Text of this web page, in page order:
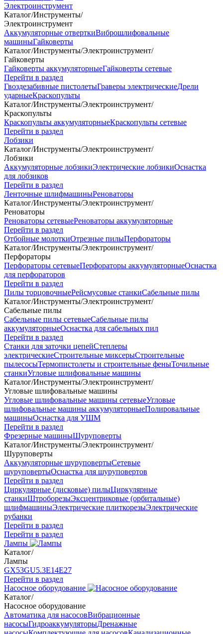
Электроинструмент
Каталог/Инструменты/
Электроинструмент
Аккумуляторные отверткиВиброшлифовальные
машиныГайковерты
Каталог/Инструменты/Электроинструмент/
Гайковерты
Гайковерты аккумуляторныеГайковерты сетевые
Перейти в раздел
Гвоздезабивные пистолетыГраверы электрическиеДрели
ударныеКраскопульты
Каталог/Инструменты/Электроинструмент/
Краскопульты
Краскопульты аккумуляторныеКраскопульты сетевые
Перейти в раздел
Лобзики
Каталог/Инструменты/Электроинструмент/
Лобзики
Аккумуляторные лобзикиЭлектрические лобзикиОснастка
для лобзиков
Перейти в раздел
Ленточные шлифмашиныРеноваторы
Каталог/Инструменты/Электроинструмент/
Реноваторы
Реноваторы сетевыеРеноваторы аккумуляторные
Перейти в раздел
Отбойные молоткиОтрезные пилыПерфораторы
Каталог/Инструменты/Электроинструмент/
Перфораторы
Перфораторы сетевыеПерфораторы аккумуляторныеОснастка
для перфораторов
Перейти в раздел
Пилы торцовочныеРейсмусовые станкиСабельные пилы
Каталог/Инструменты/Электроинструмент/
Сабельные пилы
Сабельные пилы сетевыеСабельные пилы
аккумуляторныеОснастка для сабельных пил
Перейти в раздел
Станки для заточки цепейСтеплеры
электрическиеСтроительные миксерыСтроительные
пылесосыТермопистолеты и строительные феныТочильные
станкиУгловые шлифовальные машины
Каталог/Инструменты/Электроинструмент/
Угловые шлифовальные машины
Угловые шлифовальные машины сетевыеУгловые
шлифовальные машины аккумуляторныеПолировальные
машиныОснастка для УШМ
Перейти в раздел
Фрезерные машиныШуруповерты
Каталог/Инструменты/Электроинструмент/
Шуруповерты
Аккумуляторные шуруповертыСетевые
шуруповертыОснастка для шуруповертов
Перейти в раздел
Циркулярные (дисковые) пилыЦиркулярные
станкиШтроборезыЭксцентриковые (орбитальные)
шлифмашиныЭлектрические плиткорезыЭлектрические
рубанки
Перейти в раздел
Перейти в раздел
Лампы
Каталог/
Лампы
GX53GU5.3Е14Е27
Перейти в раздел
Насосное оборудование
Каталог/
Насосное оборудование
Автоматика для насосовВибрационные
насосыГидроаккумуляторыДренажные